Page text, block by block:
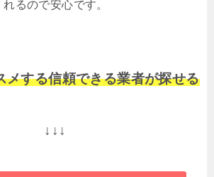
るので安心です。
メする信頼できる業者が探せる
↓↓↓